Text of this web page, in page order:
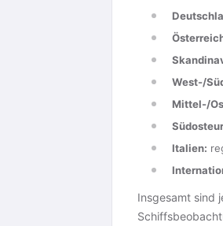
West-/
Mittel-/
Italien:
Insgesamt sind